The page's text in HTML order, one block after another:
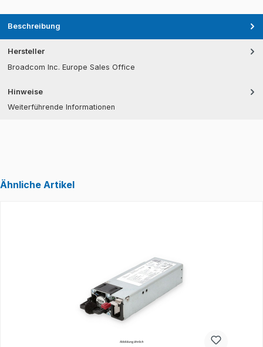
Beschreibung
Hersteller
Broadcom Inc. Europe Sales Office
Hinweise
Weiterführende Informationen
Ähnliche Artikel